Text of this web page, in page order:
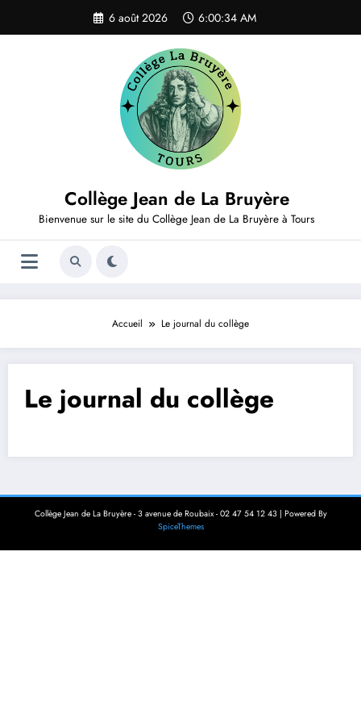
contenu
6 août 2026 6:00:34 AM
Collège Jean de La Bruyère
Bienvenue sur le site du Collège Jean de La Bruyère à Tours
Accueil Le journal du collège
Le journal du collège
Collège Jean de La Bruyère - 3 avenue de Roubaix - 02 47 54 12 43 | Powered By
SpiceThemes